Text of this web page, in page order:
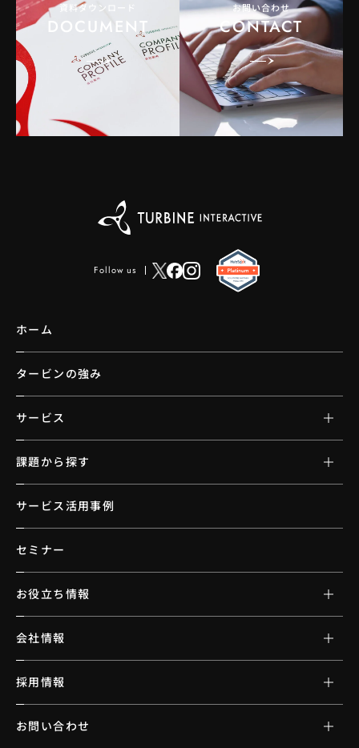
資料ダウンロード
DOCUMENT
お問い合わせ
CONTACT
Follow us
ホーム
タービンの強み
サービス
課題から探す
サービス活用事例
セミナー
お役立ち情報
会社情報
採用情報
お問い合わせ